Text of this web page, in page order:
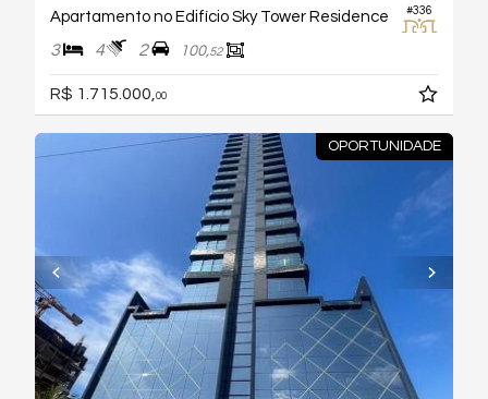
#336
Apartamento no Edifício Sky Tower Residence
3 4 2 100,52
R$ 1.715.000, 00
OPORTUNIDADE